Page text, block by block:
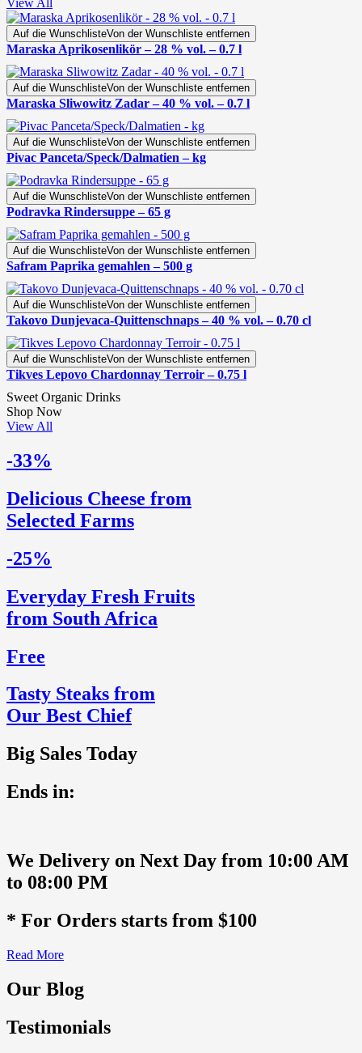
View All
Auf die WunschlisteVon der Wunschliste entfernen
Maraska Aprikosenlikör – 28 % vol. – 0.7 l
Auf die WunschlisteVon der Wunschliste entfernen
Maraska Sliwowitz Zadar – 40 % vol. – 0.7 l
Auf die WunschlisteVon der Wunschliste entfernen
Pivac Panceta/Speck/Dalmatien – kg
Auf die WunschlisteVon der Wunschliste entfernen
Podravka Rindersuppe – 65 g
Auf die WunschlisteVon der Wunschliste entfernen
Safram Paprika gemahlen – 500 g
Auf die WunschlisteVon der Wunschliste entfernen
Takovo Dunjevaca-Quittenschnaps – 40 % vol. – 0.70 cl
Auf die WunschlisteVon der Wunschliste entfernen
Tikves Lepovo Chardonnay Terroir – 0.75 l
Sweet Organic Drinks
Shop Now
View All
-33%
Delicious Cheese from
Selected Farms
-25%
Everyday Fresh Fruits
from South Africa
Free
Tasty Steaks from
Our Best Chief
Big Sales Today
Ends in:
We Delivery on Next Day from 10:00 AM
to 08:00 PM
* For Orders starts from $100
Read More
Our Blog
Testimonials